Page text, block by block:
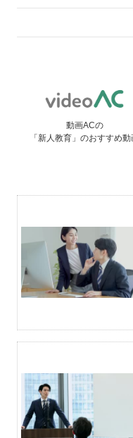
動画ACの
「新人教育」のおすすめ動